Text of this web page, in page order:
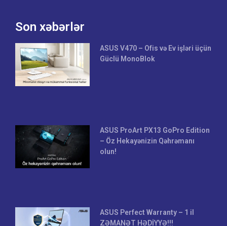
Son xəbərlər
ASUS V470 – Ofis və Ev işləri üçün
Güclü MonoBlok
ASUS ProArt PX13 GoPro Edition
– Öz Hekayənizin Qəhrəmanı
olun!
ASUS Perfect Warranty – 1 il
ZƏMANƏT HƏDİYYƏ!!!